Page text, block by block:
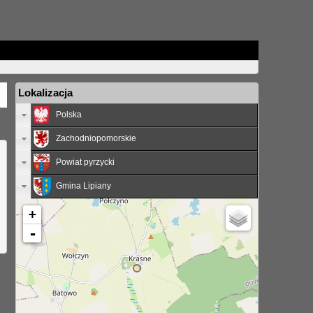
Lokalizacja
Polska
Zachodniopomorskie
Powiat pyrzycki
Gmina Lipiany
+
-